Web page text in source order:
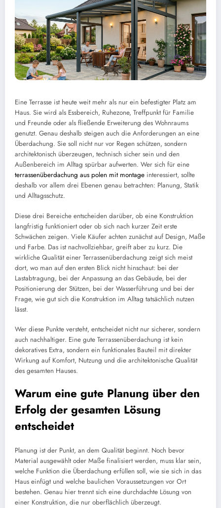
Eine Terrasse ist heute weit mehr als nur ein befestigter Platz am
Haus. Sie wird als Essbereich, Ruhezone, Treffpunkt für Familie
und Freunde oder als fließende Erweiterung des Wohnraums
genutzt. Genau deshalb steigen auch die Anforderungen an eine
Überdachung. Sie soll nicht nur vor Regen schützen, sondern
architektonisch überzeugen, technisch sicher sein und den
Außenbereich im Alltag spürbar aufwerten. Wer sich für eine
terrassenüberdachung aus polen mit montage interessiert, sollte
deshalb vor allem drei Ebenen genau betrachten: Planung, Statik
und Alltagsschutz.
Diese drei Bereiche entscheiden darüber, ob eine Konstruktion
langfristig funktioniert oder ob sich nach kurzer Zeit erste
Schwächen zeigen. Viele Käufer achten zunächst auf Design, Maße
und Farbe. Das ist nachvollziehbar, greift aber zu kurz. Die
wirkliche Qualität einer Terrassenüberdachung zeigt sich meist
dort, wo man auf den ersten Blick nicht hinschaut: bei der
Lastabtragung, bei der Anpassung an das Gebäude, bei der
Positionierung der Stützen, bei der Wasserführung und bei der
Frage, wie gut sich die Konstruktion im Alltag tatsächlich nutzen
lässt.
Wer diese Punkte versteht, entscheidet nicht nur sicherer, sondern
auch nachhaltiger. Eine gute Terrassenüberdachung ist kein
dekoratives Extra, sondern ein funktionales Bauteil mit direkter
Wirkung auf Komfort, Nutzung und die architektonische Qualität
des gesamten Hauses.
Warum eine gute Planung über den
Erfolg der gesamten Lösung
entscheidet
Planung ist der Punkt, an dem Qualität beginnt. Noch bevor
Material ausgewählt oder Maße finalisiert werden, muss klar sein,
welche Funktion die Überdachung erfüllen soll, wie sie sich in das
Haus einfügt und welche baulichen Voraussetzungen vor Ort
bestehen. Genau hier trennt sich eine durchdachte Lösung von
einer Konstruktion, die nur oberflächlich überzeugt.